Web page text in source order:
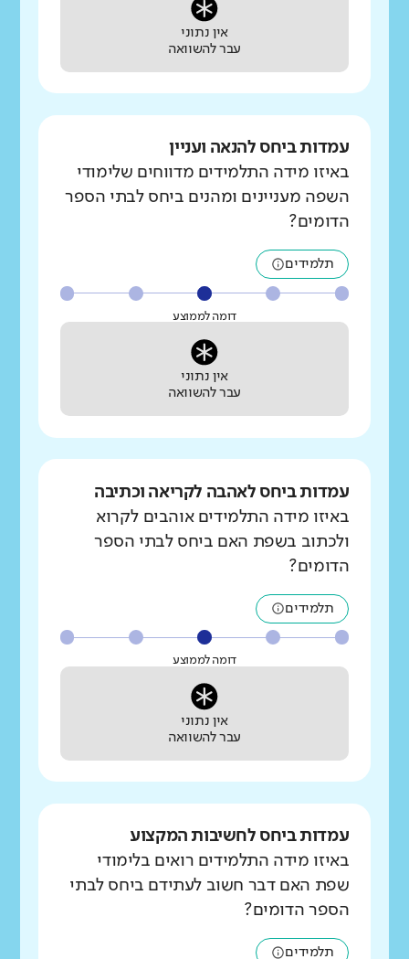
אין נתוני
עבר להשוואה
עמדות ביחס להנאה ועניין
באיזו מידה התלמידים מדווחים שלימודי
השפה מעניינים ומהנים ביחס לבתי הספר
הדומים?
תלמידים
דומה לממוצע
אין נתוני
עבר להשוואה
עמדות ביחס לאהבה לקריאה וכתיבה
באיזו מידה התלמידים אוהבים לקרוא
ולכתוב בשפת האם ביחס לבתי הספר
הדומים?
תלמידים
דומה לממוצע
אין נתוני
עבר להשוואה
עמדות ביחס לחשיבות המקצוע
באיזו מידה התלמידים רואים בלימודי
שפת האם דבר חשוב לעתידם ביחס לבתי
הספר הדומים?
תלמידים